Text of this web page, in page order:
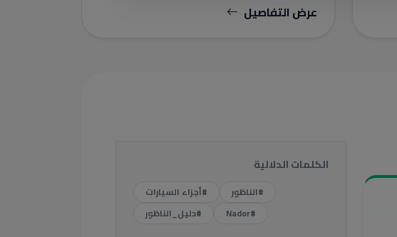
عرض التفاصيل
الكلمات الدلالية
#الناظور
#أجزاء السيارات
#Nador
#دليل_الناظور